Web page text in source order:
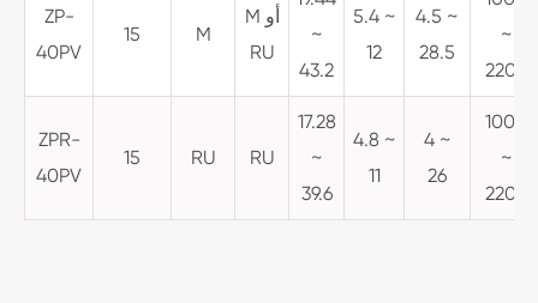
ZP-
40PV
15 M
M أو
RU
~
43.2
5.4 ~
12
4.5 ~
28.5
~
2200
ZPR-
40PV
15 RU RU
17.28
~
39.6
4.8 ~
11
4 ~
26
1000
~
2200